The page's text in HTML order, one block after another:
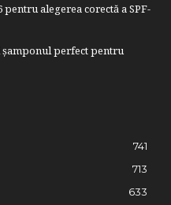
alegerea corectă a SPF-
perfect pentru
741
713
633